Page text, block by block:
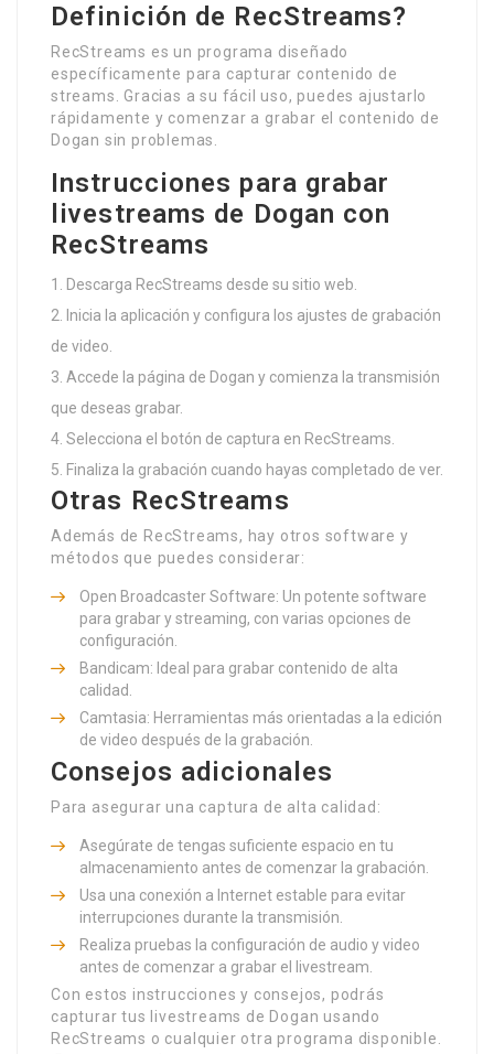
Definición de RecStreams?
RecStreams es un programa diseñado
específicamente para capturar contenido de
streams. Gracias a su fácil uso, puedes ajustarlo
rápidamente y comenzar a grabar el contenido de
Dogan sin problemas.
Instrucciones para grabar
livestreams de Dogan con
RecStreams
Descarga RecStreams desde su sitio web.
Inicia la aplicación y configura los ajustes de grabación
de video.
Accede la página de Dogan y comienza la transmisión
que deseas grabar.
Selecciona el botón de captura en RecStreams.
Finaliza la grabación cuando hayas completado de ver.
Otras RecStreams
Además de RecStreams, hay otros software y
métodos que puedes considerar:
Open Broadcaster Software: Un potente software
para grabar y streaming, con varias opciones de
configuración.
Bandicam: Ideal para grabar contenido de alta
calidad.
Camtasia: Herramientas más orientadas a la edición
de video después de la grabación.
Consejos adicionales
Para asegurar una captura de alta calidad:
Asegúrate de tengas suficiente espacio en tu
almacenamiento antes de comenzar la grabación.
Usa una conexión a Internet estable para evitar
interrupciones durante la transmisión.
Realiza pruebas la configuración de audio y video
antes de comenzar a grabar el livestream.
Con estos instrucciones y consejos, podrás
capturar tus livestreams de Dogan usando
RecStreams o cualquier otra programa disponible.